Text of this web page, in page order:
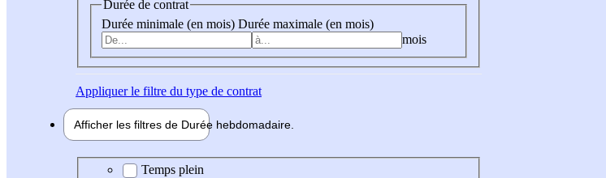
Durée de contrat
Durée minimale (en mois) Durée maximale (en mois)
mois
Appliquerle filtre du type de contrat
Afficher les filtres de Durée hebdomadaire
Durée hebdomadaire
Temps plein